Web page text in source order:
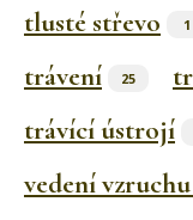
tlusté střevo 1
trávení 25
trávící ústrojí
vedení